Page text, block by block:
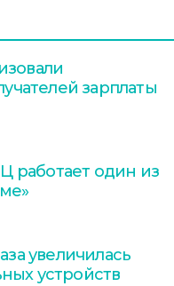
зарплаты
один из
увеличилась
устройств